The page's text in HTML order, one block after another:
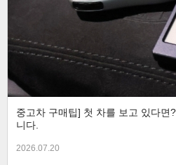
중고차 구매팁] 첫 차를 보고 있다면
니다.
2026.07.20